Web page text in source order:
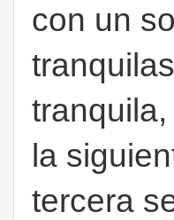
con un
la
tercera